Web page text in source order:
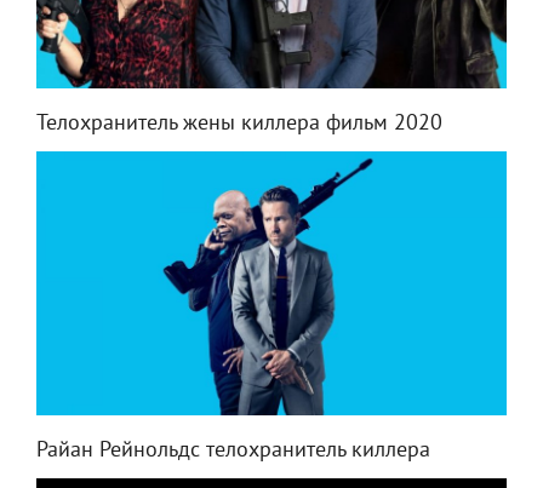
Телохранитель жены киллера фильм 2020
Райан Рейнольдс телохранитель киллера